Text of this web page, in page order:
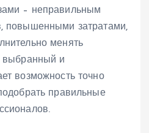
– неправильным
повышенными затратами,
менять
выбранный и
возможность точно
правильные